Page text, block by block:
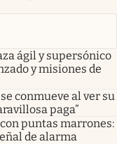
ágil y supersónico
y misiones de
conmueve al ver su
paga”
puntas marrones:
de alarma